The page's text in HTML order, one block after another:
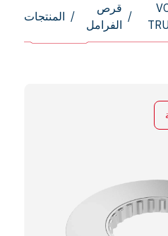
المنتجات /
قرص
الفرامل
/